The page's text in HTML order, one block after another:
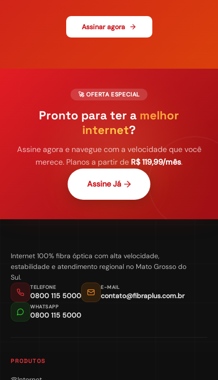
Assinar agora
🚀 OFERTA ESPECIAL
Pronto para ter a melhor
internet?
Assine agora e navegue com a velocidade que você
merece. Planos a partir de R$ 119,99/mês.
Assine Já
Internet 100% fibra óptica com alta velocidade,
estabilidade e atendimento regional no Mato Grosso do
Sul.
TELEFONE
0800 115 5000
E-MAIL
contato@fibraplus.com.br
WHATSAPP
0800 115 5000
PRODUTOS